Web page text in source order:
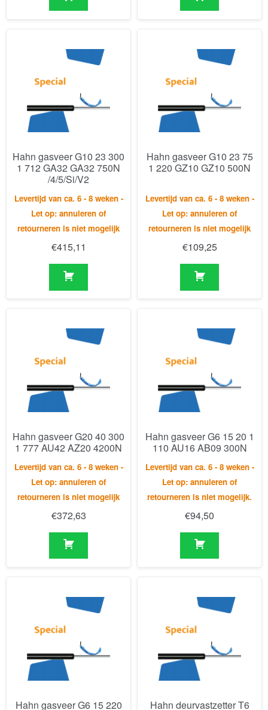
Hahn gasveer G10 23 300
1 712 GA32 GA32 750N
/4/5/Si/V2
Levertijd van ca. 6 - 8 weken -
Let op: annuleren of
retourneren is niet mogelijk
€415,11
Hahn gasveer G10 23 75
1 220 GZ10 GZ10 500N
Levertijd van ca. 6 - 8 weken -
Let op: annuleren of
retourneren is niet mogelijk
€109,25
Hahn gasveer G20 40 300
1 777 AU42 AZ20 4200N
Levertijd van ca. 6 - 8 weken -
Let op: annuleren of
retourneren is niet mogelijk
€372,63
Hahn gasveer G6 15 20 1
110 AU16 AB09 300N
Levertijd van ca. 6 - 8 weken -
Let op: annuleren of
retourneren is niet mogelijk.
€94,50
Hahn gasveer G6 15 220
Hahn deurvastzetter T6